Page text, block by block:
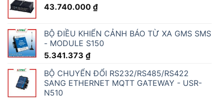
43.740.000 ₫
BỘ ĐIỀU KHIỂN CẢNH BÁO TỪ XA GMS SMS
- MODULE S150
5.341.373 ₫
BỘ CHUYỂN ĐỔI RS232/RS485/RS422
SANG ETHERNET MQTT GATEWAY - USR-
N510